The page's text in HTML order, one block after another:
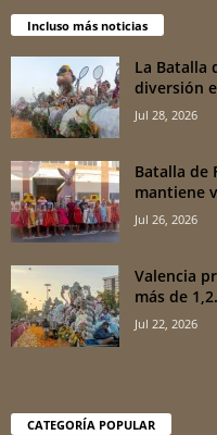
Incluso más noticias
La Batalla
diversión
Jul 28, 2026
Batalla de
mantiene
Jul 26, 2026
Valencia
más de
Jul 22, 2026
CATEGORÍA POPULAR